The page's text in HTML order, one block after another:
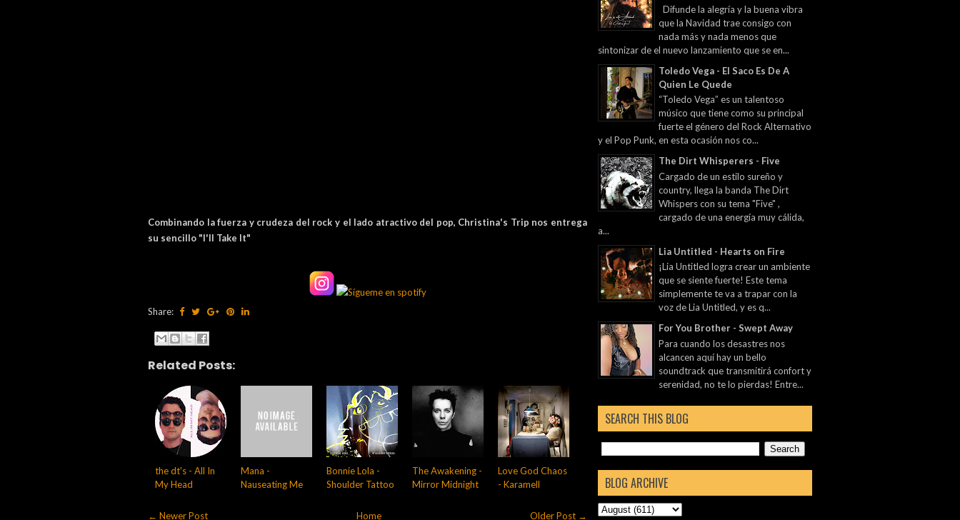
Combinando la fuerza y crudeza del rock y el lado atractivo del pop, Christina's Trip nos entrega
su sencillo "I'll Take It"
Share:
Related Posts:
the dt's - All In
My Head
Mana -
Nauseating Me
Bonnie Lola -
Shoulder Tattoo
The Awakening -
Mirror Midnight
Love God Chaos
- Karamell
← Newer Post Older Post →
Home
Difunde la alegría y la buena vibra
que la Navidad trae consigo con
nada más y nada menos que
sintonizar de el nuevo lanzamiento que se en...
Toledo Vega - El Saco Es De A
Quien Le Quede
“Toledo Vega” es un talentoso
músico que tiene como su principal
fuerte el género del Rock Alternativo
y el Pop Punk, en esta ocasión nos co...
The Dirt Whisperers - Five
Cargado de un estilo sureño y
country, llega la banda The Dirt
Whispers con su tema "Five" ,
cargado de una energía muy cálida,
a...
Lia Untitled - Hearts on Fire
¡Lia Untitled logra crear un ambiente
que se siente fuerte! Este tema
simplemente te va a trapar con la
voz de Lia Untitled, y es q...
For You Brother - Swept Away
Para cuando los desastres nos
alcancen aquí hay un bello
soundtrack que transmitirá confort y
serenidad, no te lo pierdas! Entre...
SEARCH THIS BLOG
BLOG ARCHIVE